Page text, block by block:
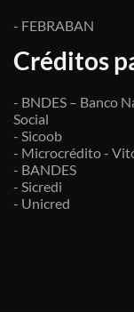
- FEBRABAN
Créditos
- BNDES – Banco
Social
- Sicoob
- Microcrédito -
- BANDES
- Sicredi
- Unicred